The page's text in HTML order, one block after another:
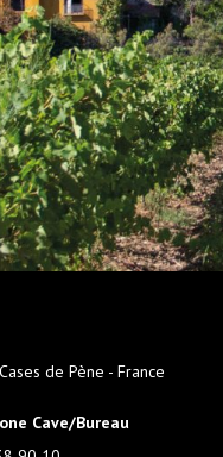
de Pène - France
Cave/Bureau